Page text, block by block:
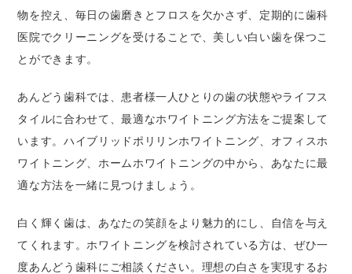
物を控え、毎日の歯磨きとフロスを欠かさず、定期的に歯科
医院でクリーニングを受けることで、美しい白い歯を保つこ
とができます。
あんどう歯科では、患者様一人ひとりの歯の状態やライフス
タイルに合わせて、最適なホワイトニング方法をご提案して
います。ハイブリッドポリリンホワイトニング、オフィスホ
ワイトニング、ホームホワイトニングの中から、あなたに最
適な方法を一緒に見つけましょう。
白く輝く歯は、あなたの笑顔をより魅力的にし、自信を与え
てくれます。ホワイトニングを検討されている方は、ぜひ一
度あんどう歯科にご相談ください。理想の白さを実現するお